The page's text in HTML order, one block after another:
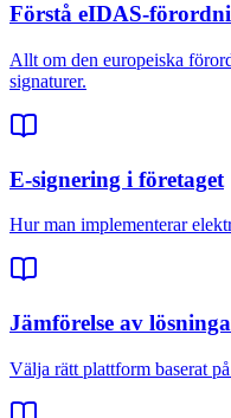
Förstå eIDAS-
Allt om den europeiska
signaturer.
E-signering i företaget
Hur man implementerar
Jämförelse av
Välja rätt plattform baserat